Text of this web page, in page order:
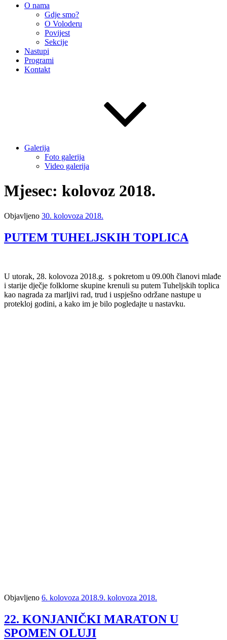
O nama
Gdje smo?
O Voloderu
Povijest
Sekcije
Nastupi
Programi
Kontakt
Galerija
Foto galerija
Video galerija
Mjesec: kolovoz 2018.
Objavljeno 30. kolovoza 2018.
PUTEM TUHELJSKIH TOPLICA
U utorak, 28. kolovoza 2018.g. s pokretom u 09.00h članovi mlađe
i starije dječje folklorne skupine krenuli su putem Tuheljskih toplica
kao nagrada za marljivi rad, trud i uspješno održane nastupe u
protekloj godini, a kako im je bilo pogledajte u nastavku.
Objavljeno 6. kolovoza 2018.9. kolovoza 2018.
22. KONJANIČKI MARATON U
SPOMEN OLUJI